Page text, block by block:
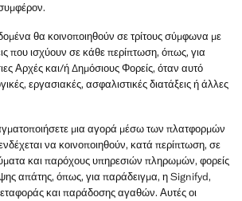
θα κοινοποιηθούν σε τρίτους σύμφωνα με
που ισχύουν σε κάθε περίπτωση, όπως, για
Αρχές και/ή Δημόσιους Φορείς, όταν αυτό
εργασιακές, ασφαλιστικές διατάξεις ή άλλες
μια αγορά μέσω των πλατφορμών
να κοινοποιηθούν, κατά περίπτωση, σε
και παρόχους υπηρεσιών πληρωμών, φορείς
απάτης, όπως, για παράδειγμα, η Signifyd,
και παράδοσης αγαθών. Αυτές οι